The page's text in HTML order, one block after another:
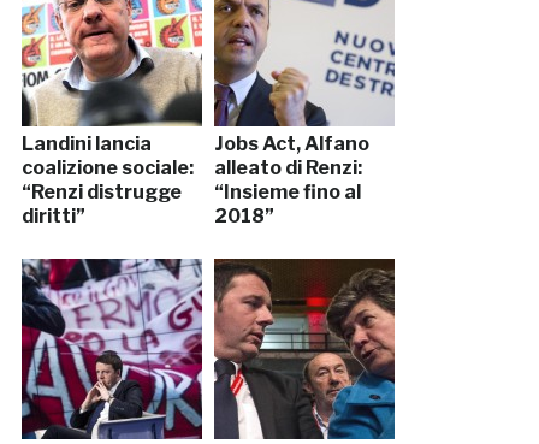
Landini lancia
coalizione sociale:
“Renzi distrugge
diritti”
Jobs Act, Alfano
alleato di Renzi:
“Insieme fino al
2018”